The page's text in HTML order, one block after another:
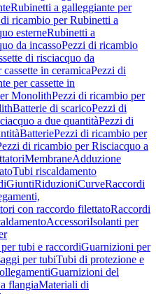
Rubinetti a galleggiante per
ricambio per Rubinetti a
esterneRubinetti a
da incassoPezzi di ricambio
di risciacquo da
in ceramicaPezzi di
per cassette in
MonolithPezzi di ricambio per
Batterie di scaricoPezzi di
a due quantitàPezzi di
BatteriePezzi di ricambio per
di ricambio per Risciacquo a
MembraneAdduzione
Tubi riscaldamento
GiuntiRiduzioniCurveRaccordi
con raccordo filettatoRaccordi
AccessoriIsolanti per
tubi e raccordiGuarnizioni per
per tubiTubi di protezione e
Guarnizioni del
flangiaMateriali di